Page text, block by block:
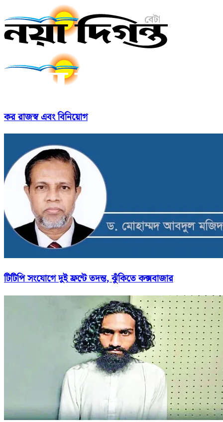
কর রাজস্ব এবং বিনিয়োগ
টিটিপি সংযোগে দুই ফ্রন্টে তদন্ত, ঝুঁকিতে কক্সবাজার